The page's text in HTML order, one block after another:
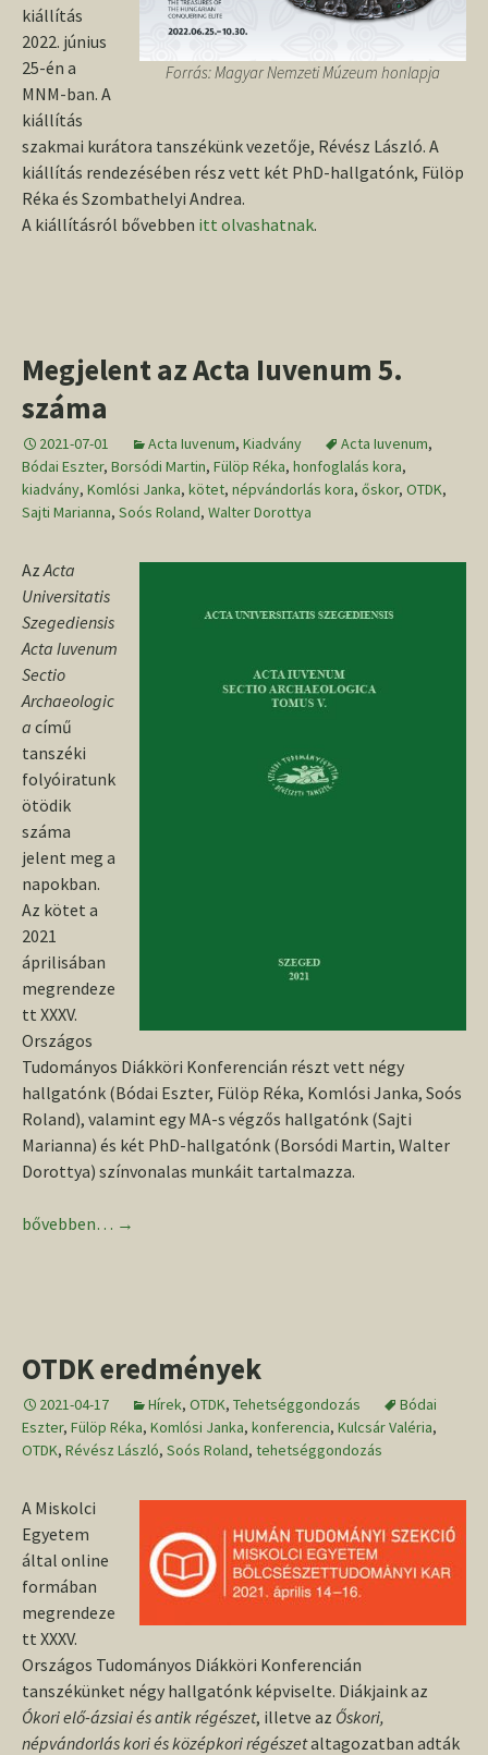
Forrás: Magyar Nemzeti Múzeum honlapja
kiállítás
2022. június
25-én a
MNM-ban. A
kiállítás
szakmai kurátora tanszékünk vezetője, Révész László. A
kiállítás rendezésében rész vett két PhD-hallgatónk, Fülöp
Réka és Szombathelyi Andrea.
A kiállításról bővebben itt olvashatnak.
Megjelent az Acta Iuvenum 5.
száma
2021-07-01 Acta Iuvenum, Kiadvány Acta Iuvenum,
Bódai Eszter, Borsódi Martin, Fülöp Réka, honfoglalás kora,
kiadvány, Komlósi Janka, kötet, népvándorlás kora, őskor, OTDK,
Sajti Marianna, Soós Roland, Walter Dorottya
AzActa
Universitatis
Szegediensis
Acta Iuvenum
Sectio
Archaeologic
a című
tanszéki
folyóiratunk
ötödik
száma
jelent meg a
napokban.
Az kötet a
2021
áprilisában
megrendeze
tt XXXV.
Országos
Tudományos Diákköri Konferencián részt vett négy
hallgatónk (Bódai Eszter, Fülöp Réka, Komlósi Janka, Soós
Roland), valamint egy MA-s végzős hallgatónk (Sajti
Marianna) és két PhD-hallgatónk (Borsódi Martin, Walter
Dorottya) színvonalas munkáit tartalmazza.
Megjelent az Acta Iuvenum 5. száma
bővebben… →
OTDK eredmények
2021-04-17 Hírek, OTDK, Tehetséggondozás
Bódai
Eszter, Fülöp Réka, Komlósi Janka, konferencia, Kulcsár Valéria,
OTDK, Révész László, Soós Roland, tehetséggondozás
A Miskolci
Egyetem
által online
formában
megrendeze
tt XXXV.
Országos Tudományos Diákköri Konferencián
tanszékünket négy hallgatónk képviselte. Diákjaink az
Ókori elő-ázsiai és antik régészet, illetve az Őskori,
népvándorlás kori és középkori régészetaltagozatban adták